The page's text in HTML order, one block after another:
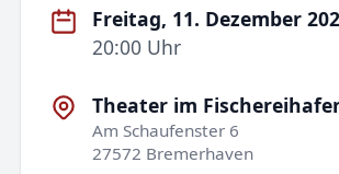
Freitag, 11. Dezember
20:00 Uhr
Theater im
Am Schaufenster 6
27572 Bremerhaven